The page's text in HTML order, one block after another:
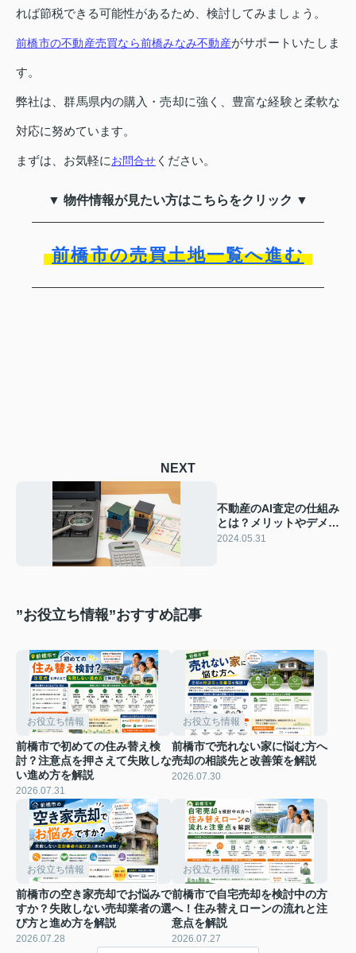
れば節税できる可能性があるため、検討してみましょう。
前橋市の不動産売買なら前橋みなみ不動産がサポートいたしま
す。
弊社は、群馬県内の購入・売却に強く、豊富な経験と柔軟な
対応に努めています。
まずは、お気軽にお問合せ ください。
▼ 物件情報が見たい方はこちらをクリック ▼
前橋市の売買土地一覧へ進む
NEXT
不動産のAI査定の仕組み
とは？メリットやデメリ
ットをご紹介
2024.05.31
”お役立ち情報”おすすめ記事
お役立ち情報
前橋市で初めての住み替え検
討？注意点を押さえて失敗しな
い進め方を解説
2026.07.31
お役立ち情報
前橋市で売れない家に悩む方へ
売却の相談先と改善策を解説
2026.07.30
お役立ち情報
前橋市の空き家売却でお悩みで
すか？失敗しない売却業者の選
び方と進め方を解説
2026.07.28
お役立ち情報
前橋市で自宅売却を検討中の方
へ！住み替えローンの流れと注
意点を解説
2026.07.27